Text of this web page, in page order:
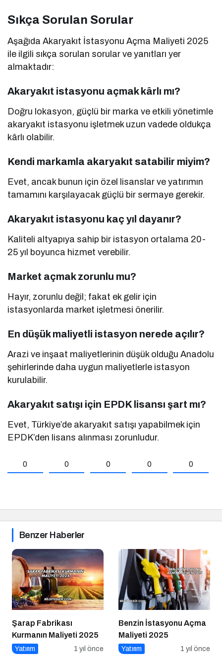
Sıkça Sorulan Sorular
Aşağıda Akaryakıt İstasyonu Açma Maliyeti 2025
ile ilgili sıkça sorulan sorular ve yanıtları yer
almaktadır:
Akaryakıt istasyonu açmak kârlı mı?
Doğru lokasyon, güçlü bir marka ve etkili yönetimle
akaryakıt istasyonu işletmek uzun vadede oldukça
kârlı olabilir.
Kendi markamla akaryakıt satabilir miyim?
Evet, ancak bunun için özel lisanslar ve yatırımın
tamamını karşılayacak güçlü bir sermaye gerekir.
Akaryakıt istasyonu kaç yıl dayanır?
Kaliteli altyapıya sahip bir istasyon ortalama 20-
25 yıl boyunca hizmet verebilir.
Market açmak zorunlu mu?
Hayır, zorunlu değil; fakat ek gelir için
istasyonlarda market işletmesi önerilir.
En düşük maliyetli istasyon nerede açılır?
Arazi ve inşaat maliyetlerinin düşük olduğu Anadolu
şehirlerinde daha uygun maliyetlerle istasyon
kurulabilir.
Akaryakıt satışı için EPDK lisansı şart mı?
Evet, Türkiye’de akaryakıt satışı yapabilmek için
EPDK’den lisans alınması zorunludur.
0 0 0 0 0
Benzer Haberler
Şarap Fabrikası
Kurmanın Maliyeti 2025
Yatırım 1 yıl önce
Benzin İstasyonu Açma
Maliyeti 2025
Yatırım 1 yıl önce